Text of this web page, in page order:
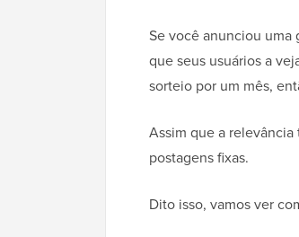
Se você anunciou uma
que seus usuários a
sorteio por um mês,
Assim que a
postagens fixas.
Dito isso, vamos ver